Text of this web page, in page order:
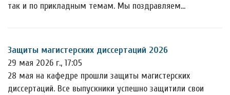
так и по прикладным темам. Мы поздравляем…
Защиты магистерских диссертаций 2026
29 мая 2026 г., 17:05
28 мая на кафедре прошли защиты магистерских
диссертаций. Все выпускники успешно защитили свои